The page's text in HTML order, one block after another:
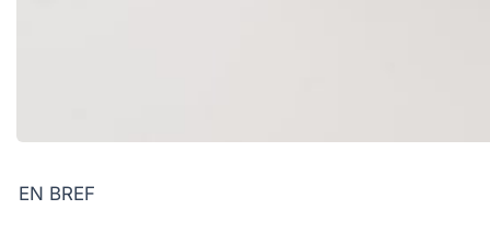
EN BREF